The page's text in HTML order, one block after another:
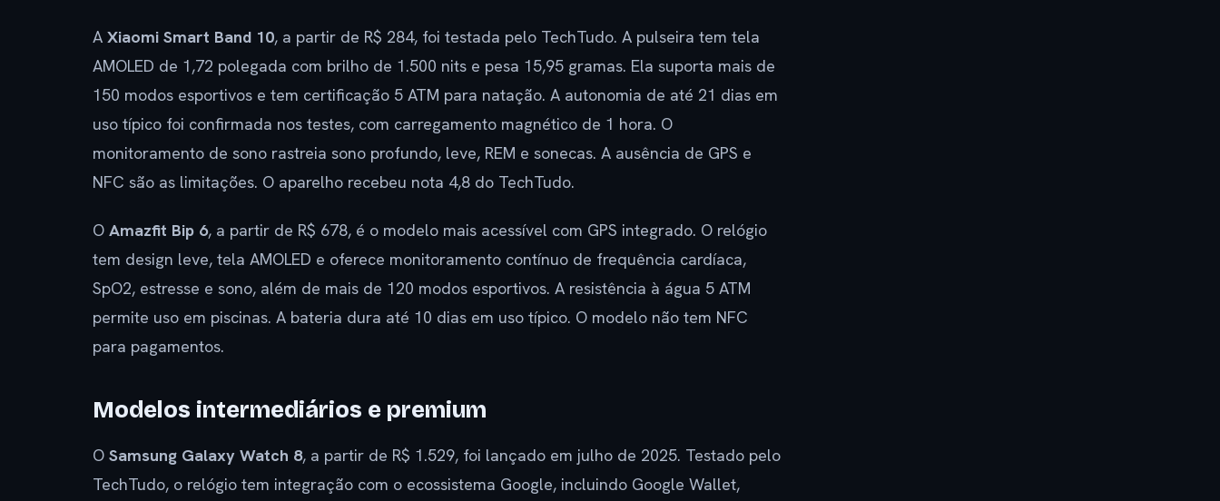
A Xiaomi Smart Band 10, a partir de R$ 284, foi testada pelo TechTudo. A pulseira tem tela
AMOLED de 1,72 polegada com brilho de 1.500 nits e pesa 15,95 gramas. Ela suporta mais de
150 modos esportivos e tem certificação 5 ATM para natação. A autonomia de até 21 dias em
uso típico foi confirmada nos testes, com carregamento magnético de 1 hora. O
monitoramento de sono rastreia sono profundo, leve, REM e sonecas. A ausência de GPS e
NFC são as limitações. O aparelho recebeu nota 4,8 do TechTudo.
O Amazfit Bip 6, a partir de R$ 678, é o modelo mais acessível com GPS integrado. O relógio
tem design leve, tela AMOLED e oferece monitoramento contínuo de frequência cardíaca,
SpO2, estresse e sono, além de mais de 120 modos esportivos. A resistência à água 5 ATM
permite uso em piscinas. A bateria dura até 10 dias em uso típico. O modelo não tem NFC
para pagamentos.
Modelos intermediários e premium
O Samsung Galaxy Watch 8, a partir de R$ 1.529, foi lançado em julho de 2025. Testado pelo
TechTudo, o relógio tem integração com o ecossistema Google, incluindo Google Wallet,